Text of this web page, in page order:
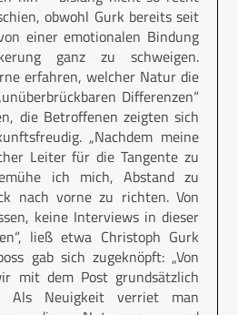
obwohl Gurk bereits seit
einer emotionalen Bindung
ganz zu schweigen.
erfahren, welcher Natur die
Differenzen“
die Betroffenen zeigten sich
„Nachdem meine
Leiter für die Tangente zu
ich mich, Abstand zu
nach vorne zu richten. Von
keine Interviews in dieser
ließ etwa Christoph Gurk
gab sich zugeknöpft: „Von
mit dem Post grundsätzlich
Als Neuigkeit verriet man